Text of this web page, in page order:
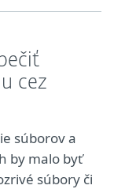
cez
súborov a
by malo byť
súbory či